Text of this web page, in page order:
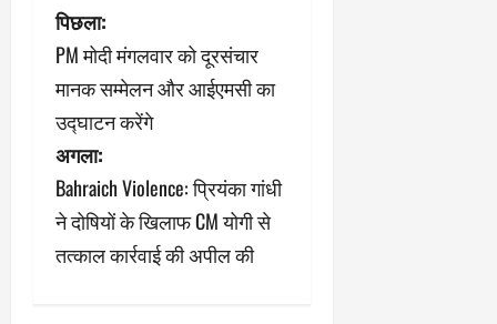
पो
स्ट
ने
वि
गे
श
पिछला:
PM मोदी मंगलवार को दूरसंचार
मानक सम्मेलन और आईएमसी का
उद्घाटन करेंगे
अगला:
Bahraich Violence: प्रियंका गांधी
ने दोषियों के खिलाफ CM योगी से
तत्काल कार्रवाई की अपील की